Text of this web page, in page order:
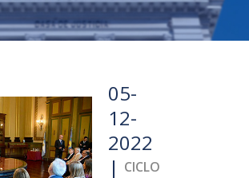
05-
12-
2022
| CICLO